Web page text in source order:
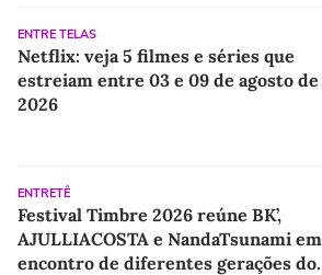
ENTRE TELAS
Netflix: veja 5 filmes e séries que
estreiam entre 03 e 09 de agosto de
2026
ENTRETÊ
Festival Timbre 2026 reúne BK’,
AJULLIACOSTA e NandaTsunami em
encontro de diferentes gerações do